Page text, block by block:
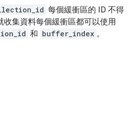
每個緩衝區的 ID 不得
收集資料每個緩衝區都可以使用
和 buffer_index 。